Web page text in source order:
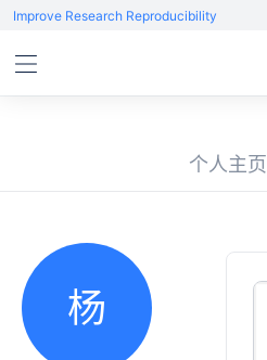
Improve Research Reproducibility
个人主页
杨